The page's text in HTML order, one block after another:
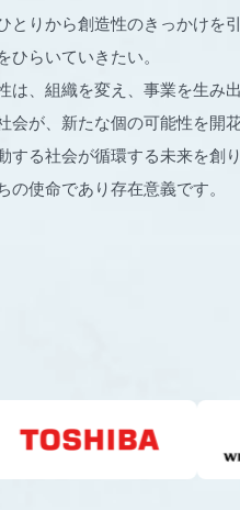
とりから創造性のきっかけを
ひらいていきたい。
は、組織を変え、事業を生み
会が、新たな個の可能性を開
する社会が循環する未来を創
の使命であり存在意義です。